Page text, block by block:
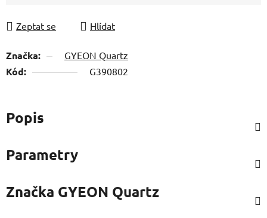
Zeptat se Hlídat
Značka: GYEON Quartz
Kód: G390802
Popis
Parametry
Značka GYEON Quartz